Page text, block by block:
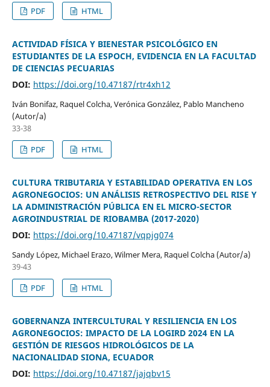
PDF
HTML
ACTIVIDAD FÍSICA Y BIENESTAR PSICOLÓGICO EN
ESTUDIANTES DE LA ESPOCH, EVIDENCIA EN LA FACULTAD
DE CIENCIAS PECUARIAS
DOI: https://doi.org/10.47187/rtr4xh12
Iván Bonifaz, Raquel Colcha, Verónica González, Pablo Mancheno
(Autor/a)
33-38
PDF
HTML
CULTURA TRIBUTARIA Y ESTABILIDAD OPERATIVA EN LOS
AGRONEGOCIOS: UN ANÁLISIS RETROSPECTIVO DEL RISE Y
LA ADMINISTRACIÓN PÚBLICA EN EL MICRO-SECTOR
AGROINDUSTRIAL DE RIOBAMBA (2017-2020)
DOI: https://doi.org/10.47187/vqpjg074
Sandy López, Michael Erazo, Wilmer Mera, Raquel Colcha (Autor/a)
39-43
PDF
HTML
GOBERNANZA INTERCULTURAL Y RESILIENCIA EN LOS
AGRONEGOCIOS: IMPACTO DE LA LOGIRD 2024 EN LA
GESTIÓN DE RIESGOS HIDROLÓGICOS DE LA
NACIONALIDAD SIONA, ECUADOR
DOI: https://doi.org/10.47187/jajqbv15